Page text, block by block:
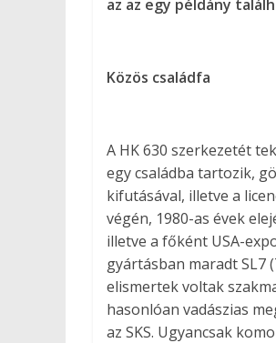
az az egy példány
Közös családfa
A HK 630 szerkezetét
egy családba tartozik,
kifutásával, illetve a
végén, 1980-as évek
illetve a főként USA-
gyártásban maradt SL7
elismertek voltak
hasonlóan vadászias
az SKS. Ugyancsak